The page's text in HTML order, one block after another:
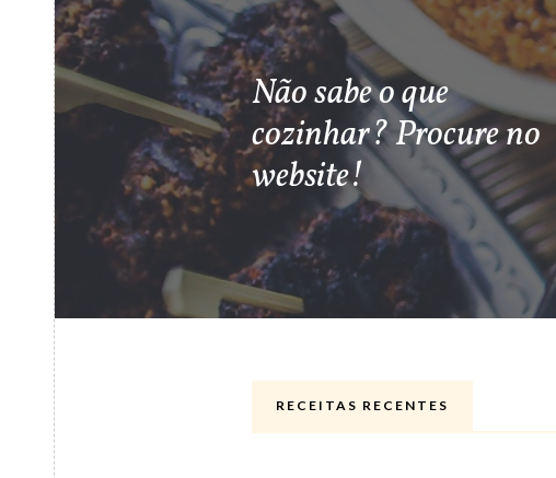
Não sabe o que
cozinhar? Procure no
website!
RECEITAS RECENTES